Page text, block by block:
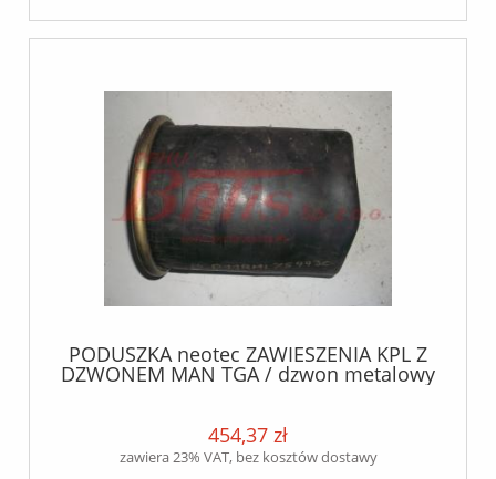
PODUSZKA neotec ZAWIESZENIA KPL Z
DZWONEM MAN TGA / dzwon metalowy
454,37 zł
zawiera 23% VAT, bez kosztów dostawy